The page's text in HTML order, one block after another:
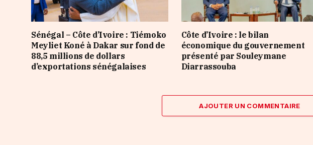
Sénégal – Côte d’Ivoire : Tiémoko
Meyliet Koné à Dakar sur fond de
88,5 millions de dollars
d’exportations sénégalaises
Côte d’Ivoire : le bilan
économique du gouvernement
présenté par Souleymane
Diarrassouba
AJOUTER UN COMMENTAIRE